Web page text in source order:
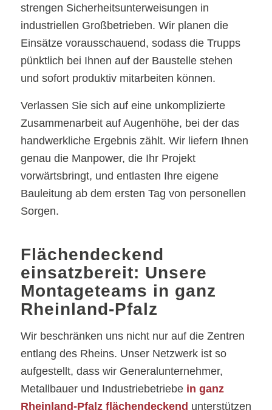
strengen Sicherheitsunterweisungen in
industriellen Großbetrieben. Wir planen die
Einsätze vorausschauend, sodass die Trupps
pünktlich bei Ihnen auf der Baustelle stehen
und sofort produktiv mitarbeiten können.
Verlassen Sie sich auf eine unkomplizierte
Zusammenarbeit auf Augenhöhe, bei der das
handwerkliche Ergebnis zählt. Wir liefern Ihnen
genau die Manpower, die Ihr Projekt
vorwärtsbringt, und entlasten Ihre eigene
Bauleitung ab dem ersten Tag von personellen
Sorgen.
Flächendeckend
einsatzbereit: Unsere
Montageteams in ganz
Rheinland-Pfalz
Wir beschränken uns nicht nur auf die Zentren
entlang des Rheins. Unser Netzwerk ist so
aufgestellt, dass wir Generalunternehmer,
Metallbauer und Industriebetriebe in ganz
Rheinland-Pfalz flächendeckend unterstützen